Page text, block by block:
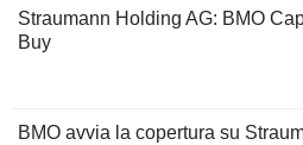
Straumann Holding AG: BMO
Buy
BMO avvia la copertura su